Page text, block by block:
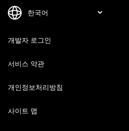
개발자 로그인
서비스 약관
개인정보처리방침
사이트 맵